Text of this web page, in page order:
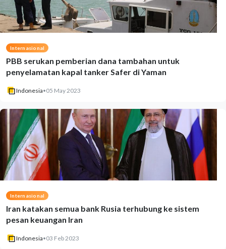
Internasional
PBB serukan pemberian dana tambahan untuk
penyelamatan kapal tanker Safer di Yaman
Indonesia•05 May 2023
Internasional
Iran katakan semua bank Rusia terhubung ke sistem
pesan keuangan Iran
Indonesia•03 Feb 2023